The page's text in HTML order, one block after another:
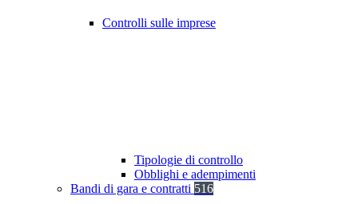
Controlli sulle imprese
Tipologie di controllo
Obblighi e adempimenti
Bandi di gara e contratti 516